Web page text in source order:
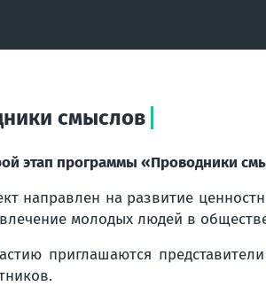
смыслов
этап программы «Проводники
направлен на развитие
молодых людей в
приглашаются